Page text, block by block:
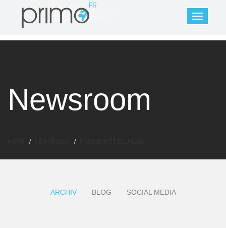
Newsroom
ARCHIV BLOG SOCIAL MEDIA